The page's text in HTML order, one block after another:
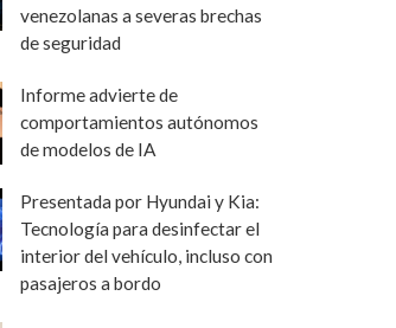
venezolanas a severas brechas
de seguridad
Informe advierte de
comportamientos autónomos
de modelos de IA
Presentada por Hyundai y Kia:
Tecnología para desinfectar el
interior del vehículo, incluso con
pasajeros a bordo